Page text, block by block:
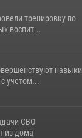
тренировку по
воспит...
навыки
учетом...
СВО
из дома